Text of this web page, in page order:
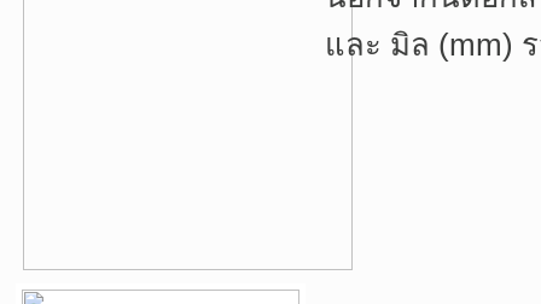
และ มิล (mm)